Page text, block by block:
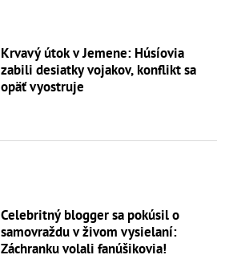
Krvavý útok v Jemene: Húsíovia
zabili desiatky vojakov, konflikt sa
opäť vyostruje
Celebritný blogger sa pokúsil o
samovraždu v živom vysielaní:
Záchranku volali fanúšikovia!